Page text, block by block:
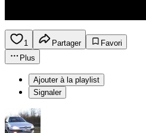
1 Partager
Favori
Plus
Ajouter à la playlist
Signaler